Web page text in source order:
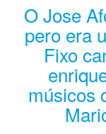
O Jose
pero era
Fixo
músicos